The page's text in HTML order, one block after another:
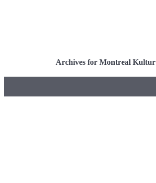
Archives for Montreal Kultur